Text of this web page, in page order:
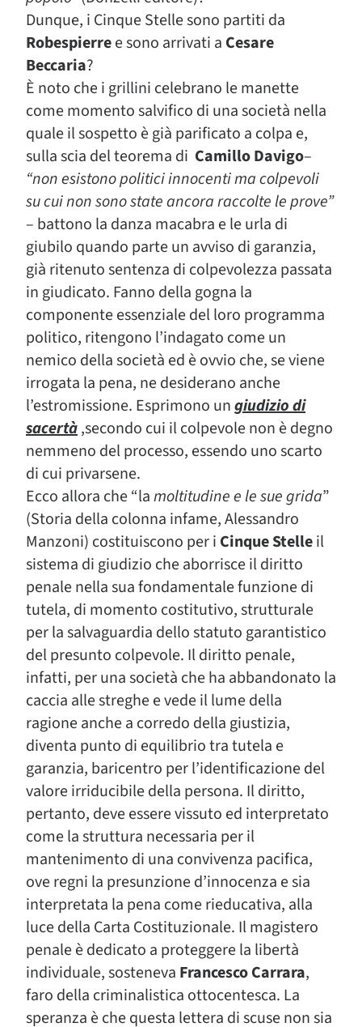
Dunque, i Cinque Stelle sono partiti da
Robespierree sono arrivati a Cesare
Beccaria?
È noto che i grillini celebrano le manette
come momento salvifico di una società nella
quale il sospetto è già parificato a colpa e,
sulla scia del teorema di Camillo Davigo–
“non esistono politici innocenti ma colpevoli
su cui non sono state ancora raccolte le prove”
– battono la danza macabra e le urla di
giubilo quando parte un avviso di garanzia,
già ritenuto sentenza di colpevolezza passata
in giudicato. Fanno della gogna la
componente essenziale del loro programma
politico, ritengono l’indagato come un
nemico della società ed è ovvio che, se viene
irrogata la pena, ne desiderano anche
l’estromissione. Esprimono ungiudizio di
sacertà,secondo cui il colpevole non è degno
nemmeno del processo, essendo uno scarto
di cui privarsene.
Ecco allora che “lamoltitudine e le sue grida”
(Storia della colonna infame, Alessandro
Manzoni) costituiscono per i Cinque Stelleil
sistema di giudizio che aborrisce il diritto
penale nella sua fondamentale funzione di
tutela, di momento costitutivo, strutturale
per la salvaguardia dello statuto garantistico
del presunto colpevole. Il diritto penale,
infatti, per una società che ha abbandonato la
caccia alle streghe e vede il lume della
ragione anche a corredo della giustizia,
diventa punto di equilibrio tra tutela e
garanzia, baricentro per l’identificazione del
valore irriducibile della persona. Il diritto,
pertanto, deve essere vissuto ed interpretato
come la struttura necessaria per il
mantenimento di una convivenza pacifica,
ove regni la presunzione d’innocenza e sia
interpretata la pena come rieducativa, alla
luce della Carta Costituzionale. Il magistero
penale è dedicato a proteggere la libertà
individuale, sosteneva Francesco Carrara,
faro della criminalistica ottocentesca. La
speranza è che questa lettera di scuse non sia